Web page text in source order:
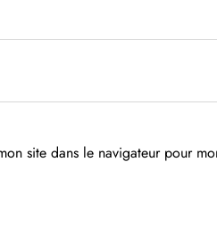
site dans le navigateur pour